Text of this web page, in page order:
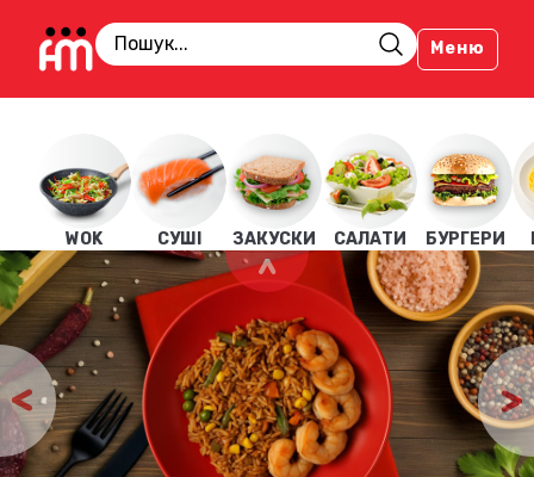
Меню
WOK СУШІ ЗАКУСКИ САЛАТИ БУРГЕРИ